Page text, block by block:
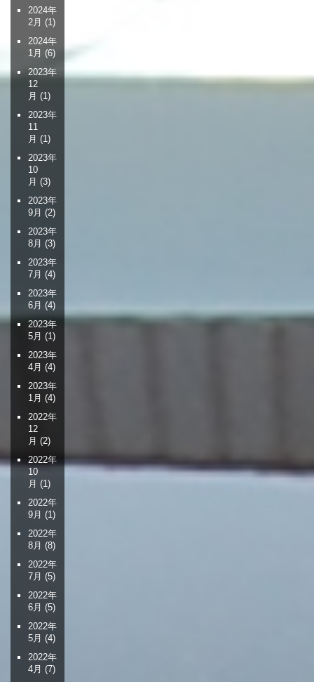
2024年
2月 (1)
2024年
1月 (6)
2023年
12
月 (1)
2023年
11
月 (1)
2023年
10
月 (3)
2023年
9月 (2)
2023年
8月 (3)
2023年
7月 (4)
2023年
6月 (4)
2023年
5月 (1)
2023年
4月 (4)
2023年
1月 (4)
2022年
12
月 (2)
2022年
10
月 (1)
2022年
9月 (1)
2022年
8月 (8)
2022年
7月 (5)
2022年
6月 (5)
2022年
5月 (4)
2022年
4月 (7)